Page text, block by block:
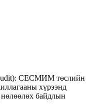
СЕСМИМ төслийн
хүрээнд
байдлын